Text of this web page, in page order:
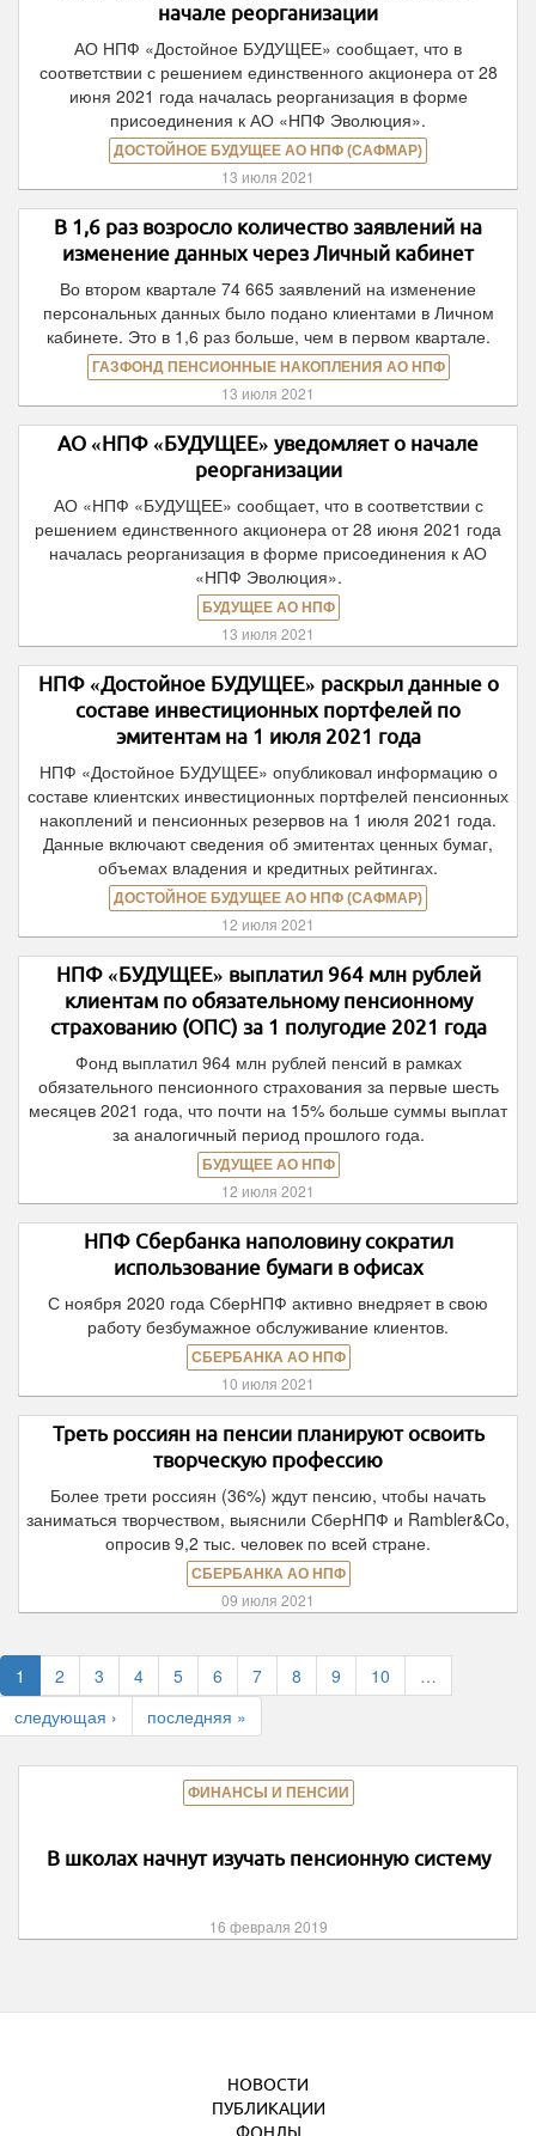
начале реорганизации
АО НПФ «Достойное БУДУЩЕЕ» сообщает, что в
соответствии с решением единственного акционера от 28
июня 2021 года началась реорганизация в форме
присоединения к АО «НПФ Эволюция».
ДОСТОЙНОЕ БУДУЩЕЕ АО НПФ (САФМАР)
13 июля 2021
В 1,6 раз возросло количество заявлений на
изменение данных через Личный кабинет
Во втором квартале 74 665 заявлений на изменение
персональных данных было подано клиентами в Личном
кабинете. Это в 1,6 раз больше, чем в первом квартале.
ГАЗФОНД ПЕНСИОННЫЕ НАКОПЛЕНИЯ АО НПФ
13 июля 2021
АО «НПФ «БУДУЩЕЕ» уведомляет о начале
реорганизации
АО «НПФ «БУДУЩЕЕ» сообщает, что в соответствии с
решением единственного акционера от 28 июня 2021 года
началась реорганизация в форме присоединения к АО
«НПФ Эволюция».
БУДУЩЕЕ АО НПФ
13 июля 2021
НПФ «Достойное БУДУЩЕЕ» раскрыл данные о
составе инвестиционных портфелей по
эмитентам на 1 июля 2021 года
НПФ «Достойное БУДУЩЕЕ» опубликовал информацию о
составе клиентских инвестиционных портфелей пенсионных
накоплений и пенсионных резервов на 1 июля 2021 года.
Данные включают сведения об эмитентах ценных бумаг,
объемах владения и кредитных рейтингах.
ДОСТОЙНОЕ БУДУЩЕЕ АО НПФ (САФМАР)
12 июля 2021
НПФ «БУДУЩЕЕ» выплатил 964 млн рублей
клиентам по обязательному пенсионному
страхованию (ОПС) за 1 полугодие 2021 года
Фонд выплатил 964 млн рублей пенсий в рамках
обязательного пенсионного страхования за первые шесть
месяцев 2021 года, что почти на 15% больше суммы выплат
за аналогичный период прошлого года.
БУДУЩЕЕ АО НПФ
12 июля 2021
НПФ Сбербанка наполовину сократил
использование бумаги в офисах
С ноября 2020 года СберНПФ активно внедряет в свою
работу безбумажное обслуживание клиентов.
СБЕРБАНКА АО НПФ
10 июля 2021
Треть россиян на пенсии планируют освоить
творческую профессию
Более трети россиян (36%) ждут пенсию, чтобы начать
заниматься творчеством, выяснили СберНПФ и Rambler&Co,
опросив 9,2 тыс. человек по всей стране.
СБЕРБАНКА АО НПФ
09 июля 2021
1 2 3 4 5 6 7 8 9 10
…
следующая ›
последняя »
ФИНАНСЫ И ПЕНСИИ
В школах начнут изучать пенсионную систему
16 февраля 2019
НОВОСТИ
ПУБЛИКАЦИИ